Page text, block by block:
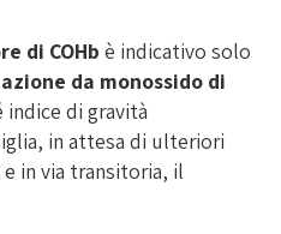
di COHb è indicativo solo
da monossido di
indice di gravità
in attesa di ulteriori
in via transitoria, il